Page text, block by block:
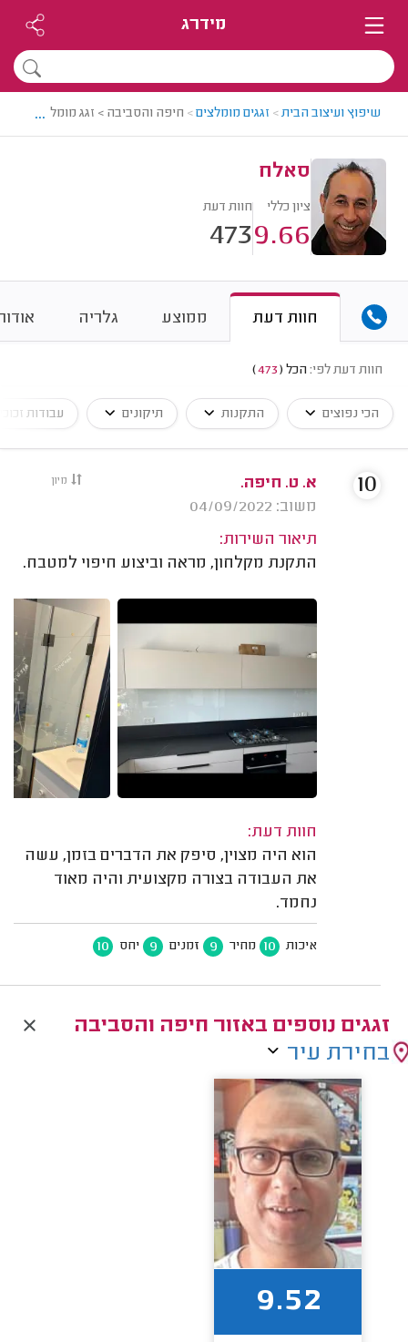
מידרג
שיפוץ ועיצוב הבית> זגגים מומלצים> חיפה והסביבה > זגג מומלץ - סאלח
...
סאלח
ציון כללי
9.66
חוות דעת
473
חוות דעת ממוצע גלריה
חוות דעת לפי: הכל (
473
)
הכי נפוצים התקנות תיקונים עבודות
מיון
א. ט. חיפה.
משוב: 04/09/2022
תיאור השירות:
התקנת מקלחון, מראה וביצוע חיפוי למטבח.
חוות דעת:
הוא היה מצוין, סיפק את הדברים בזמן, עשה
את העבודה בצורה מקצועית והיה מאוד
נחמד.
איכות 10 מחיר 9 זמנים 9 יחס 10
10
זגגים נוספים באזור חיפה והסביבה
בחירת עיר
9.52